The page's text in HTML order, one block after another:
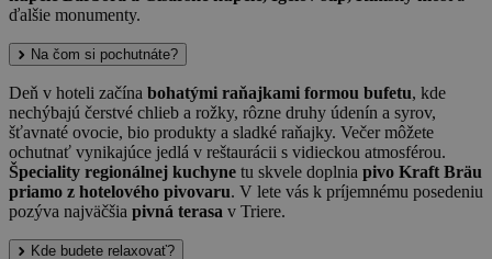
ďalšie monumenty.
Na čom si pochutnáte?
Deň v hoteli začína bohatými raňajkami formou bufetu, kde
nechýbajú čerstvé chlieb a rožky, rôzne druhy údenín a syrov,
šťavnaté ovocie, bio produkty a sladké raňajky. Večer môžete
ochutnať vynikajúce jedlá v reštaurácii s vidieckou atmosférou.
Špeciality regionálnej kuchyne tu skvele doplnia pivo Kraft Bräu
priamo z hotelového pivovaru. V lete vás k príjemnému posedeniu
pozýva najväčšia pivná terasa v Triere.
Kde budete relaxovať?